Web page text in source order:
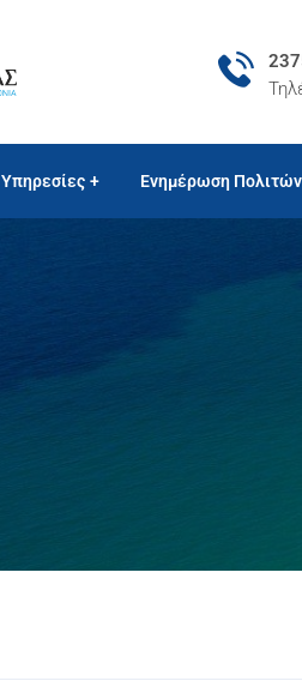
Υπηρεσίες Ενημέρωση Πολιτών